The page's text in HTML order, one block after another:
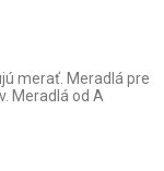
merať. Meradlá pre
Meradlá od A